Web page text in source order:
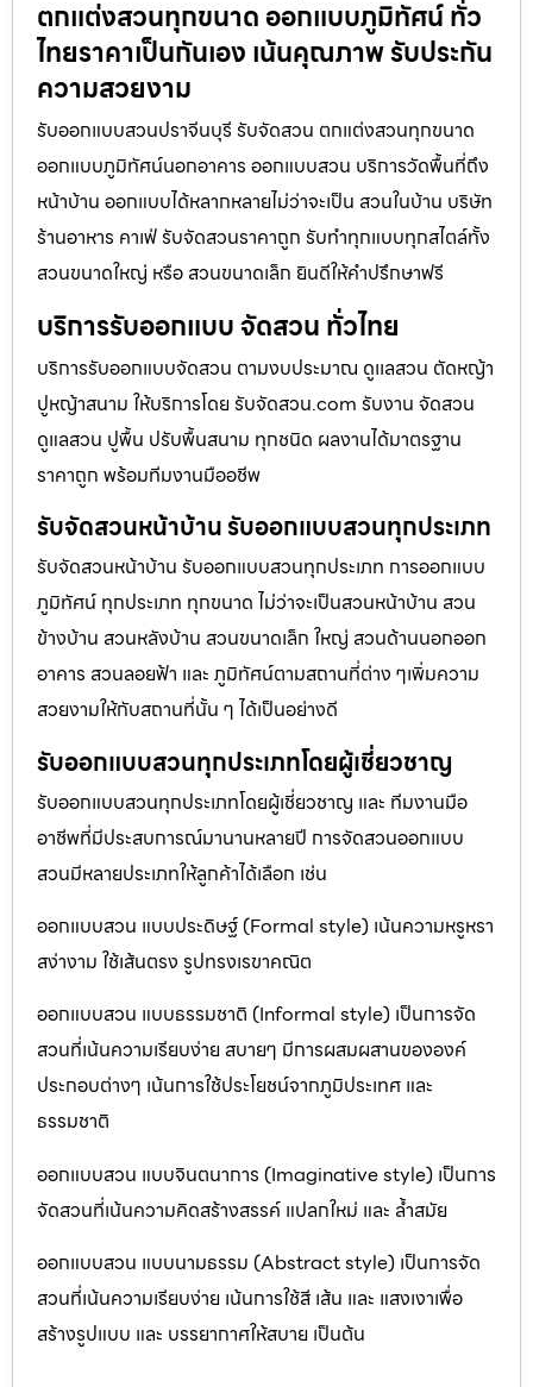
ตกแต่งสวนทุกขนาด ออกแบบภูมิทัศน์ ทั่ว
ไทยราคาเป็นกันเอง เน้นคุณภาพ รับประกัน
ความสวยงาม
รับออกแบบสวนปราจีนบุรี รับจัดสวน ตกแต่งสวนทุกขนาด
ออกแบบภูมิทัศน์นอกอาคาร ออกแบบสวน บริการวัดพื้นที่ถึง
หน้าบ้าน ออกแบบได้หลากหลายไม่ว่าจะเป็น สวนในบ้าน บริษัท
ร้านอาหาร คาเฟ่ รับจัดสวนราคาถูก รับทำทุกแบบทุกสไตล์ทั้ง
สวนขนาดใหญ่ หรือ สวนขนาดเล็ก ยินดีให้คำปรึกษาฟรี
บริการรับออกแบบ จัดสวน ทั่วไทย
บริการรับออกแบบจัดสวน ตามงบประมาณ ดูเเลสวน ตัดหญ้า
ปูหญ้าสนาม ให้บริการโดย รับจัดสวน.com รับงาน จัดสวน
ดูแลสวน ปูพื้น ปรับพื้นสนาม ทุกชนิด ผลงานได้มาตรฐาน
ราคาถูก พร้อมทีมงานมืออชีพ
รับจัดสวนหน้าบ้าน รับออกแบบสวนทุกประเภท
รับจัดสวนหน้าบ้าน รับออกแบบสวนทุกประเภท การออกแบบ
ภูมิทัศน์ ทุกประเภท ทุกขนาด ไม่ว่าจะเป็นสวนหน้าบ้าน สวน
ข้างบ้าน สวนหลังบ้าน สวนขนาดเล็ก ใหญ่ สวนด้านนอกออก
อาคาร สวนลอยฟ้า และ ภูมิทัศน์ตามสถานที่ต่าง ๆเพิ่มความ
สวยงามให้กับสถานที่นั้น ๆ ได้เป็นอย่างดี
รับออกแบบสวนทุกประเภทโดยผู้เชี่ยวชาญ
รับออกแบบสวนทุกประเภทโดยผู้เชี่ยวชาญ และ ทีมงานมือ
อาชีพที่มีประสบการณ์มานานหลายปี การจัดสวนออกแบบ
สวนมีหลายประเภทให้ลูกค้าได้เลือก เช่น
ออกแบบสวน แบบประดิษฐ์ (Formal style) เน้นความหรูหรา
สง่างาม ใช้เส้นตรง รูปทรงเรขาคณิต
ออกแบบสวน แบบธรรมชาติ (Informal style) เป็นการจัด
สวนที่เน้นความเรียบง่าย สบายๆ มีการผสมผสานขององค์
ประกอบต่างๆ เน้นการใช้ประโยชน์จากภูมิประเทศ และ
ธรรมชาติ
ออกแบบสวน แบบจินตนาการ (Imaginative style) เป็นการ
จัดสวนที่เน้นความคิดสร้างสรรค์ แปลกใหม่ และ ล้ำสมัย
ออกแบบสวน แบบนามธรรม (Abstract style) เป็นการจัด
สวนที่เน้นความเรียบง่าย เน้นการใช้สี เส้น และ แสงเงาเพื่อ
สร้างรูปแบบ และ บรรยากาศให้สบาย เป็นต้น